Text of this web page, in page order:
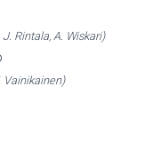
Rintala, A. Wiskari)
Vainikainen)